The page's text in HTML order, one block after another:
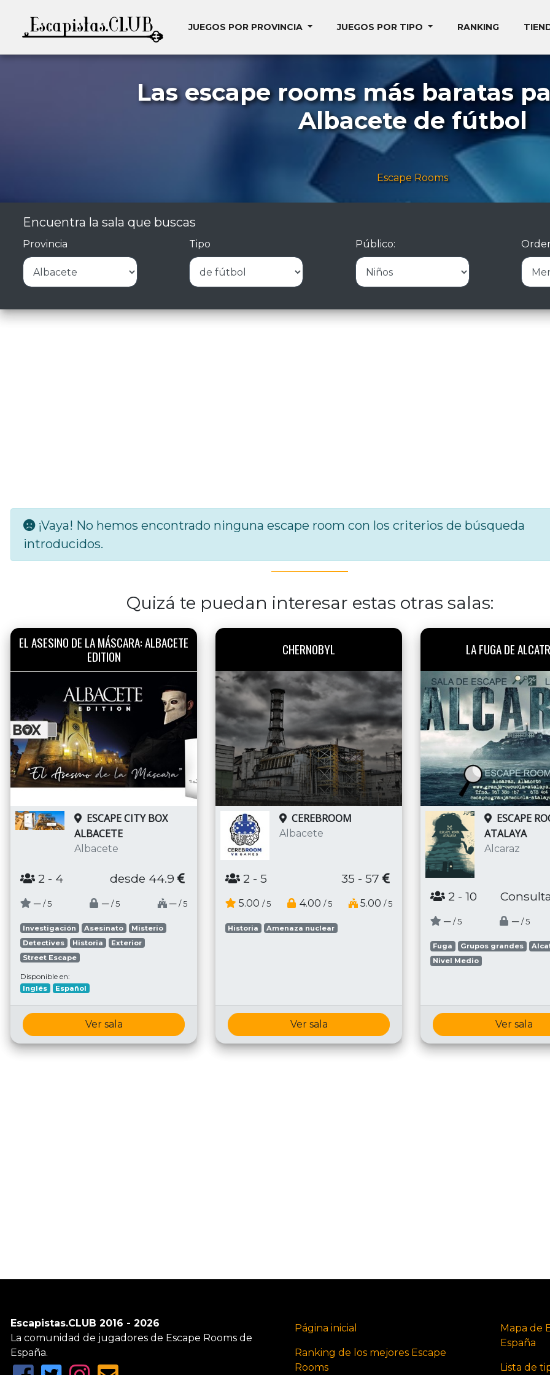
JUEGOS POR PROVINCIA JUEGOS POR TIPO RANKING
Las escape rooms más baratas
Albacete de fútbol
Escape Rooms
Encuentra la sala que buscas
Provincia Tipo Público:
¡Vaya! No hemos encontrado ninguna escape room con los criterios de búsqueda
introducidos.
Quizá te puedan interesar estas otras salas:
EL ASESINO DE LA MÁSCARA: ALBACETE
EDITION
ESCAPE CITY BOX
ALBACETE
Albacete
2 - 4 desde 44.9
─ / 5 ─ / 5 ─ / 5
Investigación Asesinato
Misterio
Detectives
Historia
Exterior
Street Escape
Disponible en:
Inglés Español
Ver sala
CHERNOBYL
CEREBROOM
Albacete
2 - 5 35 - 57
5.00 / 5 4.00 / 5 5.00 / 5
Historia Amenaza nuclear
Ver sala
LA FUGA DE
ESCAPE
ATALAYA
Alcaraz
2 - 10
─ / 5 ─ / 5
Fuga Grupos grandes
Nivel Medio
Ver sala
Escapistas.CLUB 2016 - 2026
La comunidad de jugadores de Escape Rooms de
España.
Página inicial
Ranking de los mejores Escape
Rooms
Mapa de
España
Lista de